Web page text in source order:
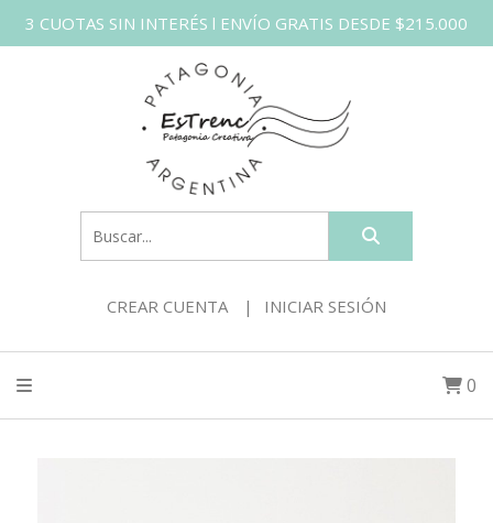
3 CUOTAS SIN INTERÉS l ENVÍO GRATIS DESDE $215.000
CREAR CUENTA INICIAR SESIÓN
0